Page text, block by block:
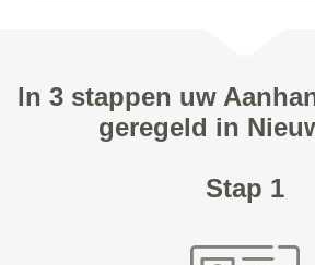
In 3 stappen uw
geregeld in
Stap 1